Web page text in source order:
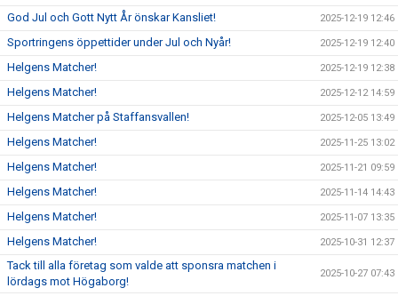
God Jul och Gott Nytt År önskar Kansliet! 2025-12-19 12:46
Sportringens öppettider under Jul och Nyår! 2025-12-19 12:40
Helgens Matcher! 2025-12-19 12:38
Helgens Matcher! 2025-12-12 14:59
Helgens Matcher på Staffansvallen! 2025-12-05 13:49
Helgens Matcher! 2025-11-25 13:02
Helgens Matcher! 2025-11-21 09:59
Helgens Matcher! 2025-11-14 14:43
Helgens Matcher! 2025-11-07 13:35
Helgens Matcher! 2025-10-31 12:37
Tack till alla företag som valde att sponsra matchen i
lördags mot Högaborg!
2025-10-27 07:43